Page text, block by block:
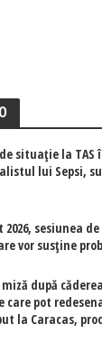
situație la TAS
lui Sepsi,
sesiunea
vor susține
după
care pot
la Caracas,